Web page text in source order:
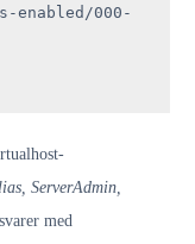
enabled/000-
ServerAdmin,
med